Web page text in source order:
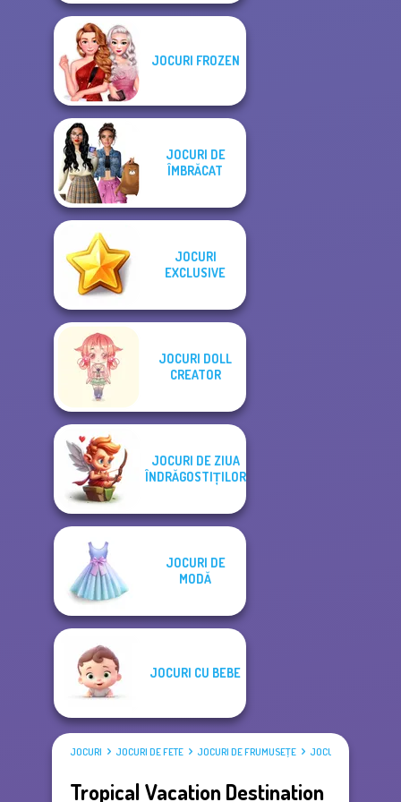
JOCURI FROZEN
JOCURI DE
ÎMBRĂCAT
JOCURI
EXCLUSIVE
JOCURI DOLL
CREATOR
JOCURI DE ZIUA
ÎNDRĂGOSTIȚILOR
JOCURI DE
MODĂ
JOCURI CU BEBE
JOCURI JOCURI DE FETE JOCURI DE FRUMUSEŢE JOCURI DE ÎMBRĂCAT
Tropical Vacation Destination